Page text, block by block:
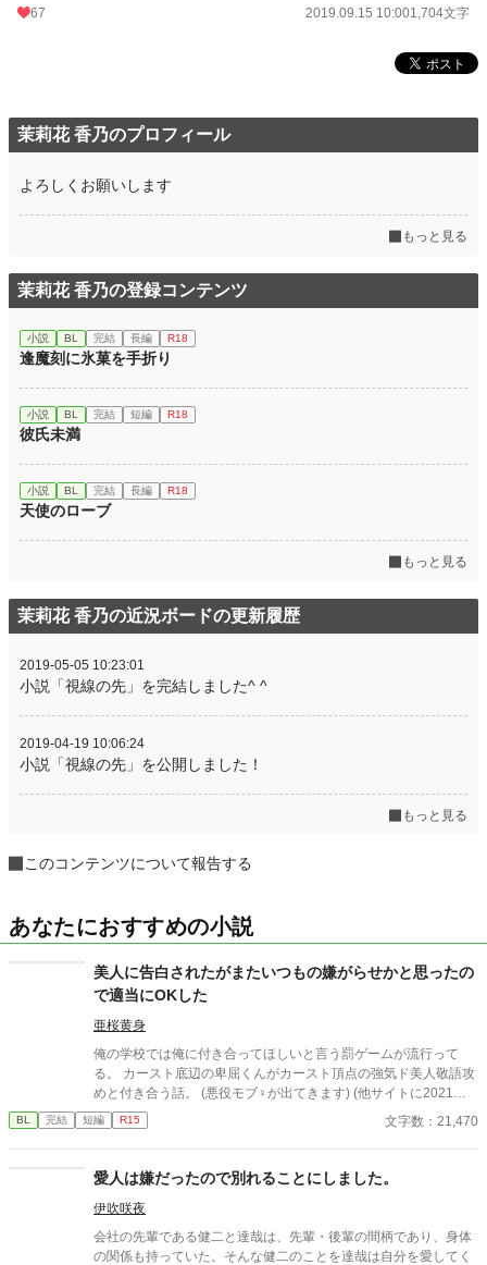
67 2019.09.15 10:001,704文字
茉莉花 香乃のプロフィール
よろしくお願いします
もっと見る
茉莉花 香乃の登録コンテンツ
小説 BL 完結 長編 R18
逢魔刻に氷菓を手折り
小説 BL 完結 短編 R18
彼氏未満
小説 BL 完結 長編 R18
天使のローブ
もっと見る
茉莉花 香乃の近況ボードの更新履歴
2019-05-05 10:23:01
小説「視線の先」を完結しました^ ^
2019-04-19 10:06:24
小説「視線の先」を公開しました！
もっと見る
このコンテンツについて報告する
あなたにおすすめの小説
美人に告白されたがまたいつもの嫌がらせかと思ったの
で適当にOKした
亜桜黄身
俺の学校では俺に付き合ってほしいと言う罰ゲームが流行って
る。 カースト底辺の卑屈くんがカースト頂点の強気ド美人敬語攻
めと付き合う話。 (悪役モブ♀が出てきます) (他サイトに2021
年〜掲載済)
BL 完結 短編 R15 文字数：21,470
愛人は嫌だったので別れることにしました。
伊吹咲夜
会社の先輩である健二と達哉は、先輩・後輩の間柄であり、身体
の関係も持っていた。そんな健二のことを達哉は自分を愛してく